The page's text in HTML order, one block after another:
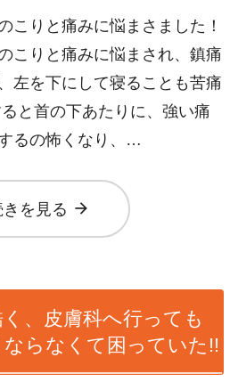
こりと痛みに悩まさました！
こりと痛みに悩まされ、鎮痛
左を下にして寝ることも苦痛
と首の下あたりに、強い痛
るの怖くなり、…
きを見る arrow_forward
、皮膚科へ行っても
らなくて困っていた!!